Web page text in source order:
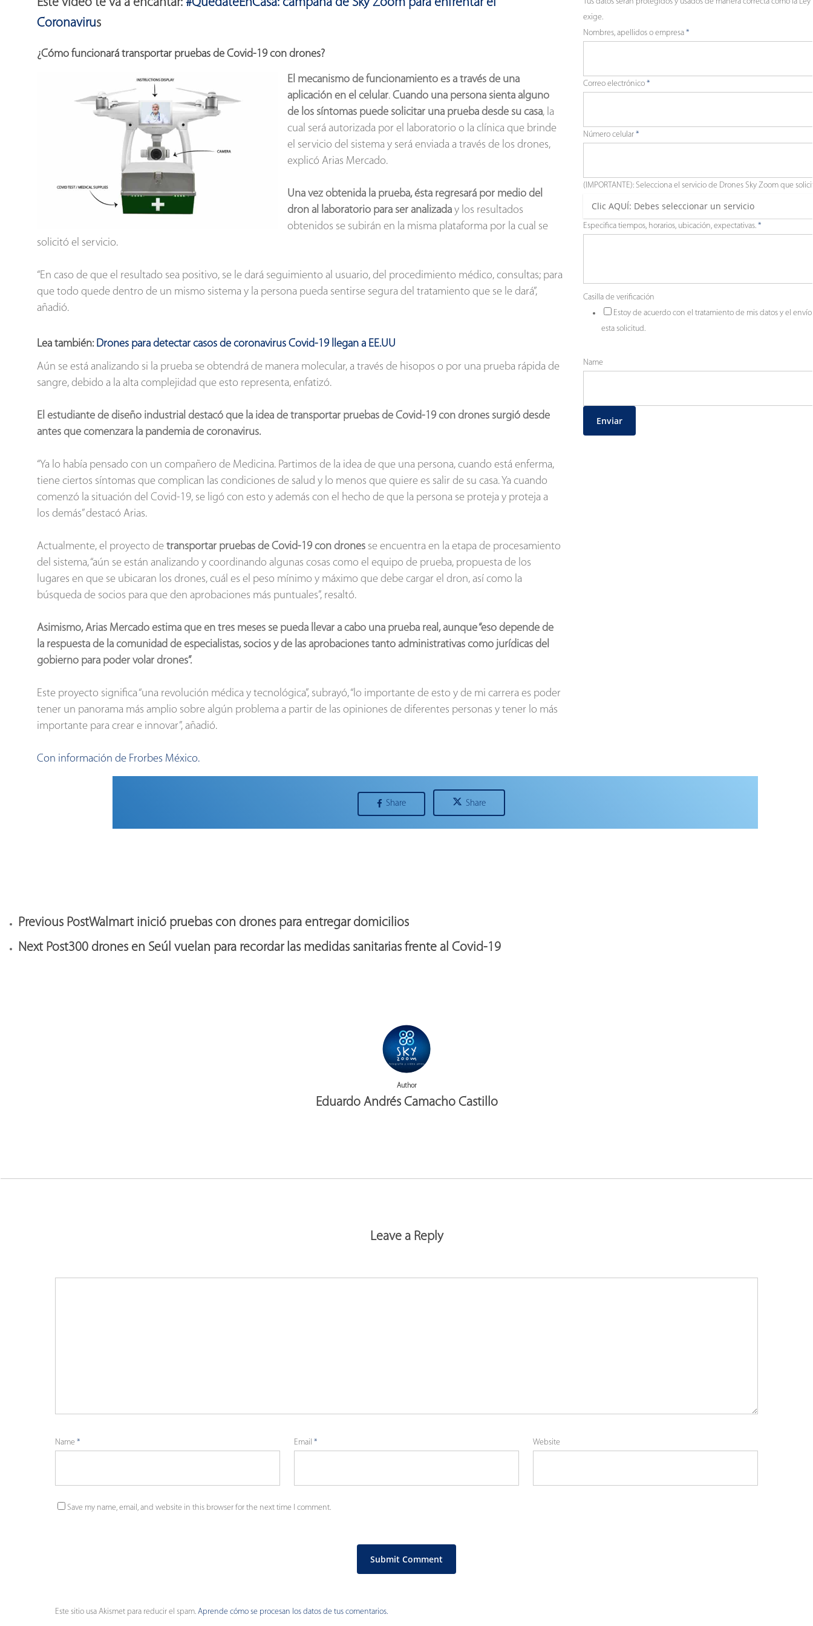
Este video te va a encantar: #QuédateEnCasa: campaña de Sky Zoom para enfrentar el
Coronavirus
¿Cómo funcionará transportar pruebas de Covid-19 con drones?
El mecanismo de funcionamiento es a través de una
aplicación en el celular. Cuando una persona sienta alguno
de los síntomas puede solicitar una prueba desde su casa, la
cual será autorizada por el laboratorio o la clínica que brinde
el servicio del sistema y será enviada a través de los drones,
explicó Arias Mercado.
Una vez obtenida la prueba, ésta regresará por medio del
dron al laboratorio para ser analizaday los resultados
obtenidos se subirán en la misma plataforma por la cual se
solicitó el servicio.
“En caso de que el resultado sea positivo, se le dará seguimiento al usuario, del procedimiento médico, consultas; para
que todo quede dentro de un mismo sistema y la persona pueda sentirse segura del tratamiento que se le dará”,
añadió.
Lea también: Drones para detectar casos de coronavirus Covid-19 llegan a EE.UU
Aún se está analizando si la prueba se obtendrá de manera molecular, a través de hisopos o por una prueba rápida de
sangre, debido a la alta complejidad que esto representa, enfatizó.
El estudiante de diseño industrial destacó que la idea de transportar pruebas de Covid-19 con drones surgió desde
antes que comenzara la pandemia de coronavirus.
“Ya lo había pensado con un compañero de Medicina. Partimos de la idea de que una persona, cuando está enferma,
tiene ciertos síntomas que complican las condiciones de salud y lo menos que quiere es salir de su casa. Ya cuando
comenzó la situación del Covid-19, se ligó con esto y además con el hecho de que la persona se proteja y proteja a
los demás” destacó Arias.
Actualmente, el proyecto de transportar pruebas de Covid-19 con dronesse encuentra en la etapa de procesamiento
del sistema, “aún se están analizando y coordinando algunas cosas como el equipo de prueba, propuesta de los
lugares en que se ubicaran los drones, cuál es el peso mínimo y máximo que debe cargar el dron, así como la
búsqueda de socios para que den aprobaciones más puntuales”, resaltó.
Asimismo, Arias Mercado estima que en tres meses se pueda llevar a cabo una prueba real, aunque “eso depende de
la respuesta de la comunidad de especialistas, socios y de las aprobaciones tanto administrativas como jurídicas del
gobierno para poder volar drones”.
Este proyecto significa “una revolución médica y tecnológica”, subrayó, “lo importante de esto y de mi carrera es poder
tener un panorama más amplio sobre algún problema a partir de las opiniones de diferentes personas y tener lo más
importante para crear e innovar”, añadió.
Con información de Frorbes México.
exige.
Nombres, apellidos o empresa *
Correo electrónico *
Número celular *
(IMPORTANTE): Selecciona el servicio de Drones Sky Zoom que
Especifica tiempos, horarios, ubicación, expectativas. *
Casilla de verificación
Estoy de acuerdo con el tratamiento de mis datos y el
esta solicitud.
Name
Enviar
Share Share
Previous PostWalmart inició pruebas con drones para entregar domicilios
Next Post300 drones en Seúl vuelan para recordar las medidas sanitarias frente al Covid-19
Author
Eduardo Andrés Camacho Castillo
Leave a Reply
Name * Email* Website
Save my name, email, and website in this browser for the next time I comment.
Este sitio usa Akismet para reducir el spam. Aprende cómo se procesan los datos de tus comentarios.